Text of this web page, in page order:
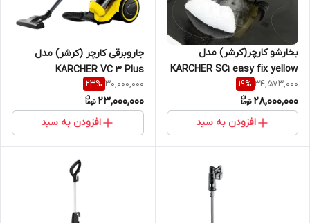
بخارشو کارچر(کرشر) مدل
KARCHER SC1 easy fix yellow
34,573,000
19%
28,000,000
افزودن به سبد
جاروبرقی کارچر (کرشر) مدل
KARCHER VC 3 Plus
30,000,000
23%
23,000,000
افزودن به سبد